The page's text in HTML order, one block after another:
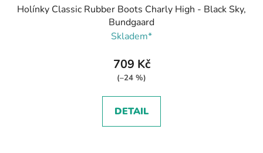
Holínky Classic Rubber Boots Charly High - Black Sky,
Bundgaard
Skladem*
709 Kč
(–24 %)
DETAIL